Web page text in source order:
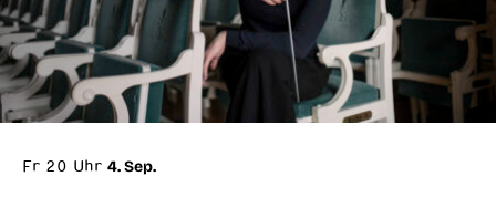
Fr 20 Uhr 4. Sep.